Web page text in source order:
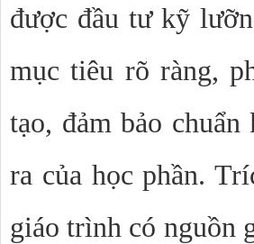
được đầu tư kỹ
mục tiêu rõ ràng,
tạo, đảm bảo
ra của học phần.
giáo trình có nguồn